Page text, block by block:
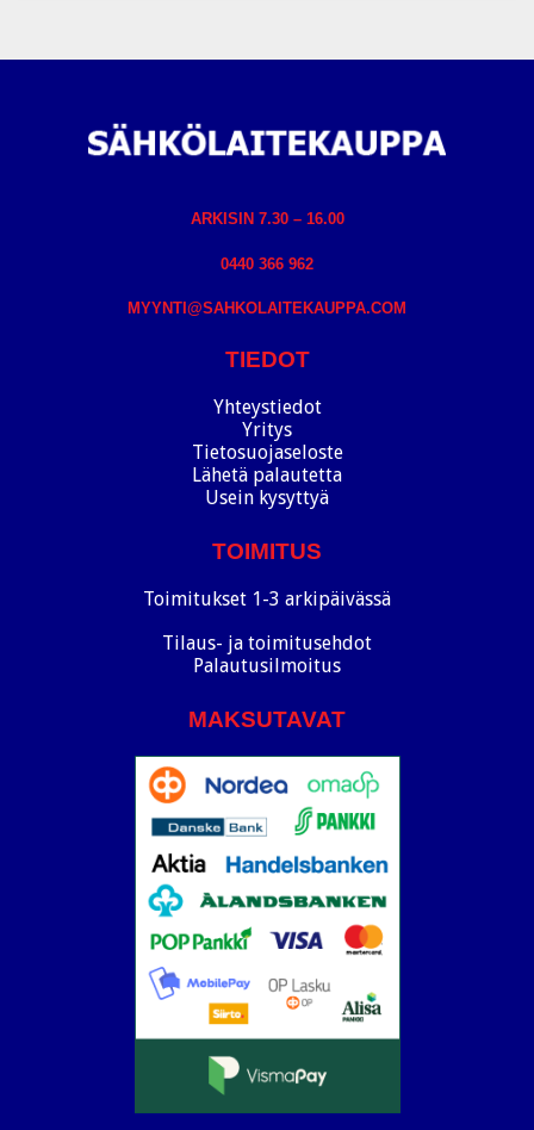
ARKISIN 7.30 – 16.00
0440 366 962
MYYNTI@SAHKOLAITEKAUPPA.COM
TIEDOT
Yhteystiedot
Yritys
Tietosuojaseloste
Lähetä palautetta
Usein kysyttyä
TOIMITUS
Toimitukset 1-3 arkipäivässä
Tilaus- ja toimitusehdot
Palautusilmoitus
MAKSUTAVAT